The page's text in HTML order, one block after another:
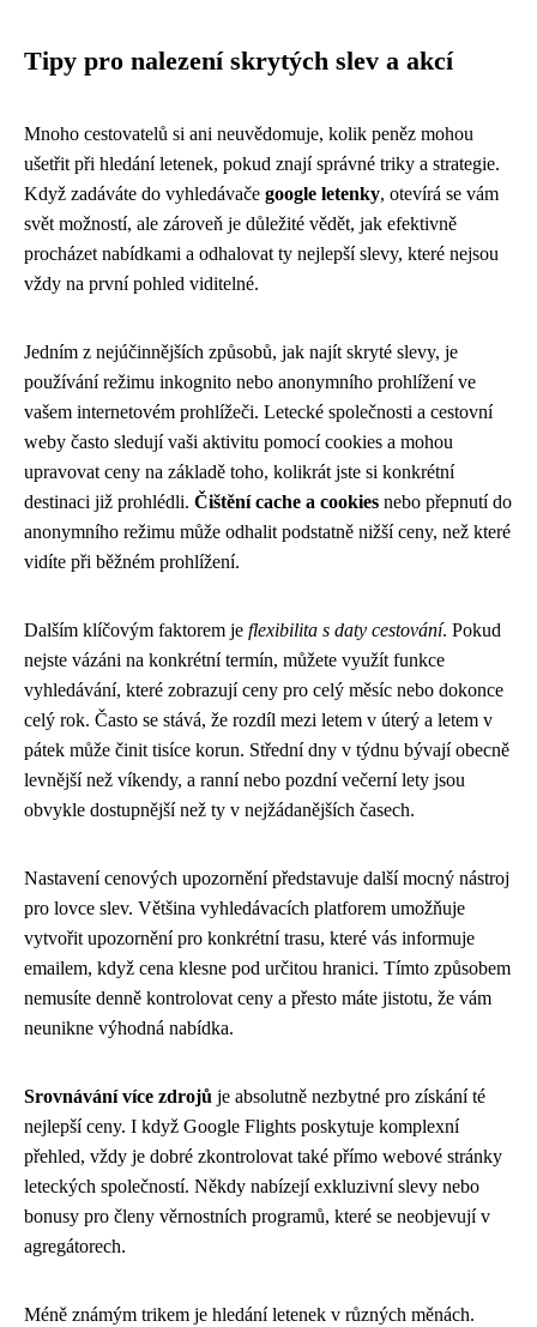
Tipy pro nalezení skrytých slev a akcí
Mnoho cestovatelů si ani neuvědomuje, kolik peněz mohou
ušetřit při hledání letenek, pokud znají správné triky a strategie.
Když zadáváte do vyhledávače google letenky, otevírá se vám
svět možností, ale zároveň je důležité vědět, jak efektivně
procházet nabídkami a odhalovat ty nejlepší slevy, které nejsou
vždy na první pohled viditelné.
Jedním z nejúčinnějších způsobů, jak najít skryté slevy, je
používání režimu inkognito nebo anonymního prohlížení ve
vašem internetovém prohlížeči. Letecké společnosti a cestovní
weby často sledují vaši aktivitu pomocí cookies a mohou
upravovat ceny na základě toho, kolikrát jste si konkrétní
destinaci již prohlédli. Čištění cache a cookies nebo přepnutí do
anonymního režimu může odhalit podstatně nižší ceny, než které
vidíte při běžném prohlížení.
Dalším klíčovým faktorem je flexibilita s daty cestování. Pokud
nejste vázáni na konkrétní termín, můžete využít funkce
vyhledávání, které zobrazují ceny pro celý měsíc nebo dokonce
celý rok. Často se stává, že rozdíl mezi letem v úterý a letem v
pátek může činit tisíce korun. Střední dny v týdnu bývají obecně
levnější než víkendy, a ranní nebo pozdní večerní lety jsou
obvykle dostupnější než ty v nejžádanějších časech.
Nastavení cenových upozornění představuje další mocný nástroj
pro lovce slev. Většina vyhledávacích platforem umožňuje
vytvořit upozornění pro konkrétní trasu, které vás informuje
emailem, když cena klesne pod určitou hranici. Tímto způsobem
nemusíte denně kontrolovat ceny a přesto máte jistotu, že vám
neunikne výhodná nabídka.
Srovnávání více zdrojů je absolutně nezbytné pro získání té
nejlepší ceny. I když Google Flights poskytuje komplexní
přehled, vždy je dobré zkontrolovat také přímo webové stránky
leteckých společností. Někdy nabízejí exkluzivní slevy nebo
bonusy pro členy věrnostních programů, které se neobjevují v
agregátorech.
Méně známým trikem je hledání letenek v různých měnách.